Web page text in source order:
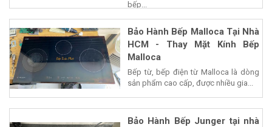
bếp...
Bảo Hành Bếp Malloca Tại Nhà
HCM - Thay Mặt Kính Bếp
Malloca
Bếp từ, bếp điện từ Malloca là dòng
sản phẩm cao cấp, được nhiều gia...
Bảo Hành Bếp Junger tại nhà